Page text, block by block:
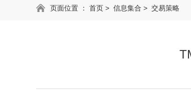
页面位置 ： 首页 > 信息集合 > 交易策略